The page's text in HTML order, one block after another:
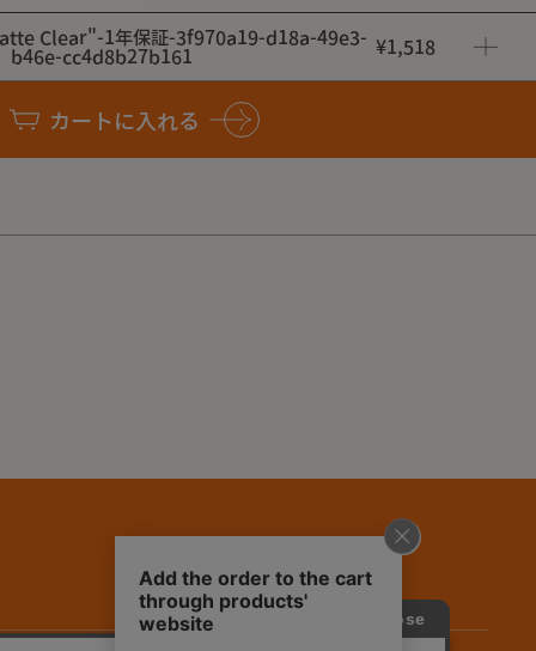
Clear"-1年保証-3f970a19-d18a-49e3-
b46e-cc4d8b27b161
¥1,518
BAG 380DX-CHARCOAL-2年保証-880d3f59-a630-492c-
BAG 380DX-CHARCOAL-1年保証-a7df3ff6-54f8-468d-
クタンギュラーパディングバッグ-BLK×KHA-2年保証-
TRIPATH PRODUCTS FIRE SIDE COCKPIT-1年保証-
カートに入れる